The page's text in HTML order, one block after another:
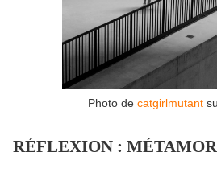
Photo de catgirlmutant
RÉFLEXION :